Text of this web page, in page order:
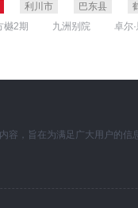
利川市 巴东县
樾2期
九洲别院 卓尔
容，旨在为满足广大用户的